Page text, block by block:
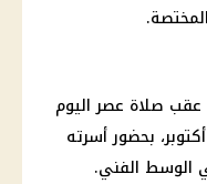
عقب صلاة عصر اليوم
الجمعة من مسجد الحصري بمنطقة 6 أكتوبر، بحضور أسرته
الوسط الفني.